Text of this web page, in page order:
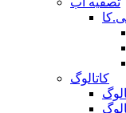
کاتالوگ